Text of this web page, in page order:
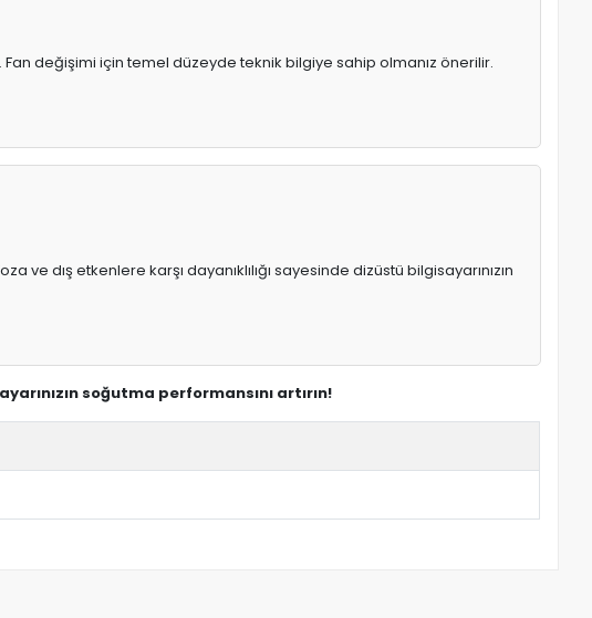
değişimi için temel düzeyde teknik bilgiye sahip olmanız önerilir.
dış etkenlere karşı dayanıklılığı sayesinde dizüstü bilgisayarınızın
soğutma performansını artırın!